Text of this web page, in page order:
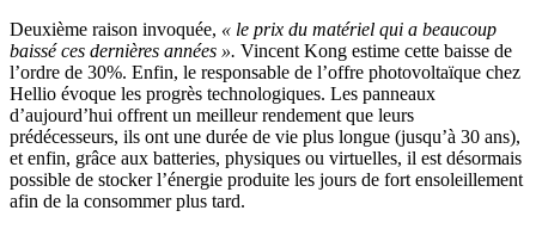
Deuxième raison invoquée, « le prix du matériel qui a beaucoup
baissé ces dernières années ». Vincent Kong estime cette baisse de
l’ordre de 30%. Enfin, le responsable de l’offre photovoltaïque chez
Hellio évoque les progrès technologiques. Les panneaux
d’aujourd’hui offrent un meilleur rendement que leurs
prédécesseurs, ils ont une durée de vie plus longue (jusqu’à 30 ans),
et enfin, grâce aux batteries, physiques ou virtuelles, il est désormais
possible de stocker l’énergie produite les jours de fort ensoleillement
afin de la consommer plus tard.